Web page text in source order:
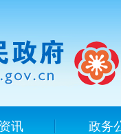
讯 政务